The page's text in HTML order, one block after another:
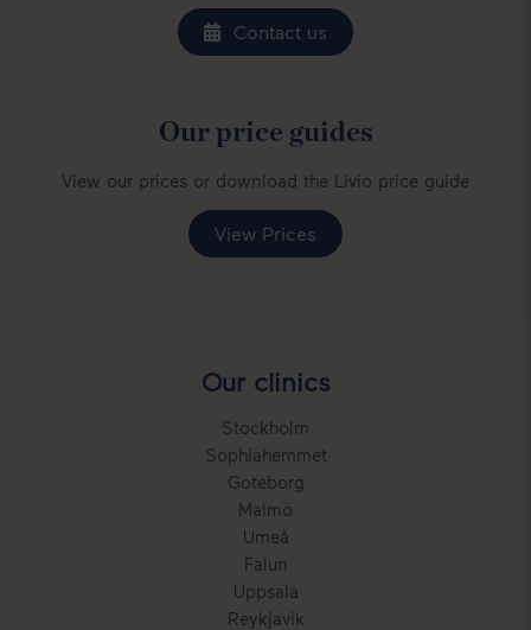
Contact us
Our price guides
View our prices or download the Livio price guide
View Prices
Our clinics
Stockholm
Sophiahemmet
Goteborg
Malmö
Umeå
Falun
Uppsala
Reykjavik